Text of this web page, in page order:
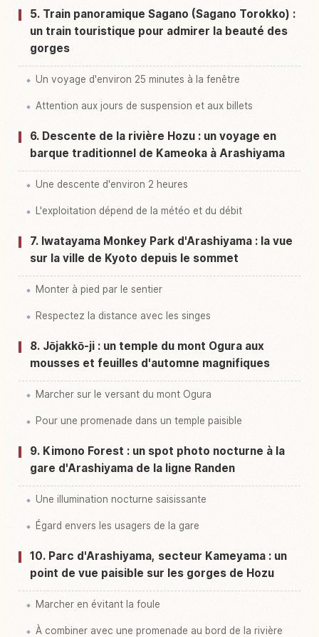
5. Train panoramique Sagano (Sagano Torokko) :
un train touristique pour admirer la beauté des
gorges
Un voyage d'environ 25 minutes à la fenêtre
Attention aux jours de suspension et aux billets
6. Descente de la rivière Hozu : un voyage en
barque traditionnel de Kameoka à Arashiyama
Une descente d'environ 2 heures
L'exploitation dépend de la météo et du débit
7. Iwatayama Monkey Park d'Arashiyama : la vue
sur la ville de Kyoto depuis le sommet
Monter à pied par le sentier
Respectez la distance avec les singes
8. Jōjakkō-ji : un temple du mont Ogura aux
mousses et feuilles d'automne magnifiques
Marcher sur le versant du mont Ogura
Pour une promenade dans un temple paisible
9. Kimono Forest : un spot photo nocturne à la
gare d'Arashiyama de la ligne Randen
Une illumination nocturne saisissante
Égard envers les usagers de la gare
10. Parc d'Arashiyama, secteur Kameyama : un
point de vue paisible sur les gorges de Hozu
Marcher en évitant la foule
À combiner avec une promenade au bord de la rivière